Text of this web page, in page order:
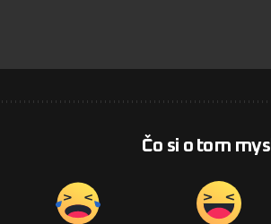
Čo si o tom